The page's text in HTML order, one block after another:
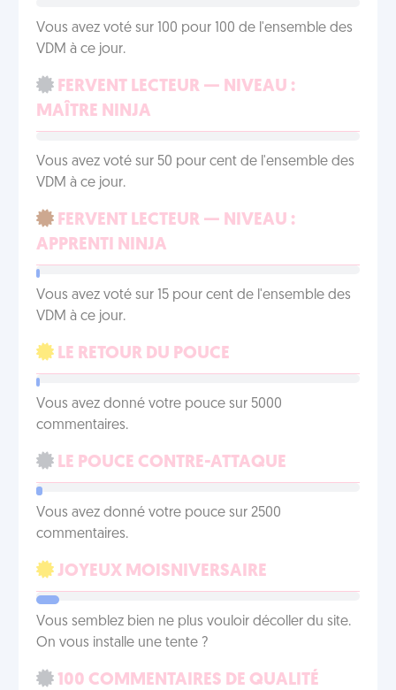
Vous avez voté sur 100 pour 100 de l'ensemble des
VDM à ce jour.
FERVENT LECTEUR — NIVEAU :
MAÎTRE NINJA
Vous avez voté sur 50 pour cent de l'ensemble des
VDM à ce jour.
FERVENT LECTEUR — NIVEAU :
APPRENTI NINJA
Vous avez voté sur 15 pour cent de l'ensemble des
VDM à ce jour.
LE RETOUR DU POUCE
Vous avez donné votre pouce sur 5000
commentaires.
LE POUCE CONTRE-ATTAQUE
Vous avez donné votre pouce sur 2500
commentaires.
JOYEUX MOISNIVERSAIRE
Vous semblez bien ne plus vouloir décoller du site.
On vous installe une tente ?
100 COMMENTAIRES DE QUALITÉ